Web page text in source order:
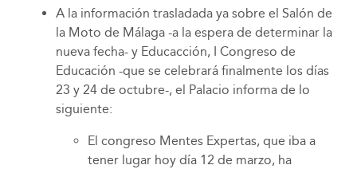
A la información trasladada ya sobre el Salón de
la Moto de Málaga -a la espera de determinar la
nueva fecha- y Educacción, I Congreso de
Educación -que se celebrará finalmente los días
23 y 24 de octubre-, el Palacio informa de lo
siguiente:
El congreso Mentes Expertas, que iba a
tener lugar hoy día 12 de marzo, ha